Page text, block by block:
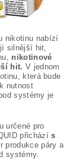
nikotinu nabízí
silnější hit,
nikotinové
hit. V jednom
která bude
nutnost
systémy je
určené pro
přicházís
produkce páry a
systémy.